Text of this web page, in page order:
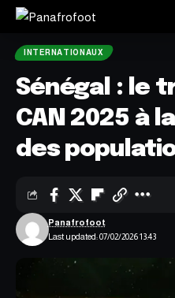
INTERNATIONAUX
Sénégal : le
CAN 2025 à
des
Last updated: 07/02/2026 13:43
Panafrofoot